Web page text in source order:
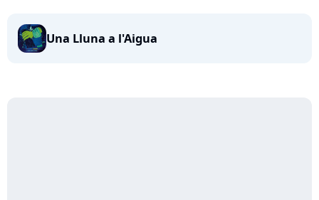
Una Lluna a l'Aigua